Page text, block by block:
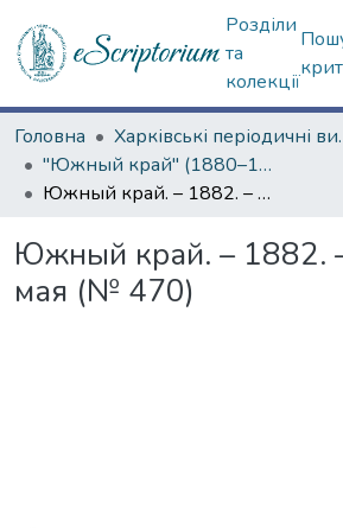
Розділи
та
колекції
Головна
"Южный край" (1880–1919 гг.)
Южный край. – 1882. – 12 (24) мая (№ 470)
Южный край. – 1882.
мая (№ 470)